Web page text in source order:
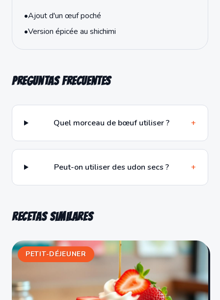
•Ajout d'un œuf poché
•Version épicée au shichimi
Preguntas frecuentes
Quel morceau de bœuf utiliser ? +
Peut-on utiliser des udon secs ? +
Recetas similares
PETIT-DÉJEUNER